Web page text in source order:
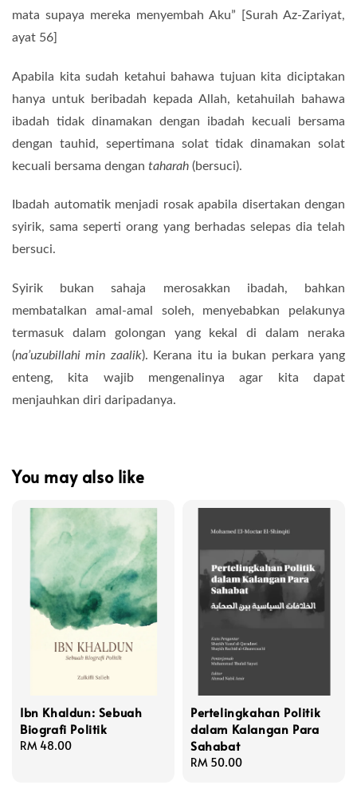
mata supaya mereka menyembah Aku” [Surah Az-Zariyat,
ayat 56]
Apabila kita sudah ketahui bahawa tujuan kita diciptakan
hanya untuk beribadah kepada Allah, ketahuilah bahawa
ibadah tidak dinamakan dengan ibadah kecuali bersama
dengan tauhid, sepertimana solat tidak dinamakan solat
kecuali bersama dengan taharah (bersuci).
Ibadah automatik menjadi rosak apabila disertakan dengan
syirik, sama seperti orang yang berhadas selepas dia telah
bersuci.
Syirik bukan sahaja merosakkan ibadah, bahkan
membatalkan amal-amal soleh, menyebabkan pelakunya
termasuk dalam golongan yang kekal di dalam neraka
(na’uzubillahi min zaalik). Kerana itu ia bukan perkara yang
enteng, kita wajib mengenalinya agar kita dapat
menjauhkan diri daripadanya.
You may also like
Ibn Khaldun: Sebuah
Biografi Politik
Regular
RM 48.00
Pertelingkahan Politik
dalam Kalangan Para
Sahabat
Regular
RM 50.00